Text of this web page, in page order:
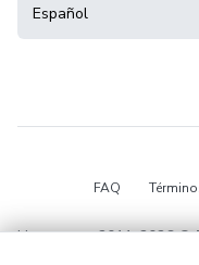
Español
FAQ
Hotmart — 2011-2026 ©